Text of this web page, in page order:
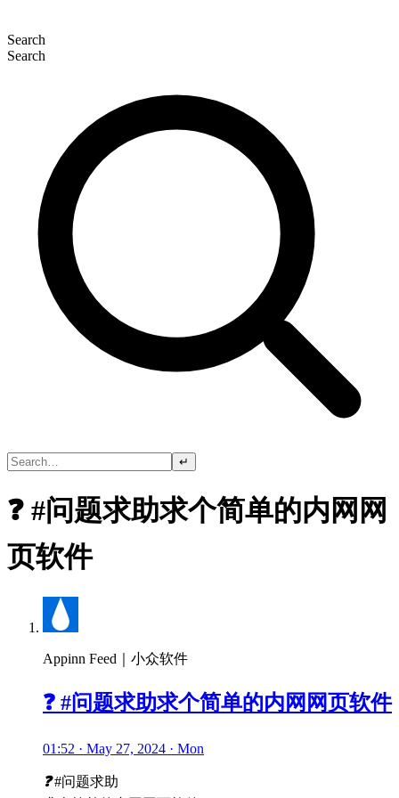
Search
Search
↵
❓ #问题求助求个简单的内网网
页软件
Appinn Feed｜小众软件
❓ #问题求助求个简单的内网网页软件
01:52 · May 27, 2024 · Mon
❓#问题求助